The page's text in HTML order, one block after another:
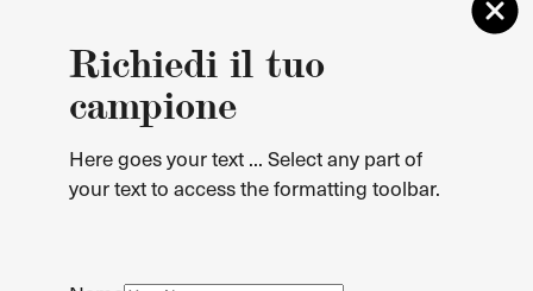
Richiedi il tuo
campione
Here goes your text ... Select any part of
your text to access the formatting toolbar.